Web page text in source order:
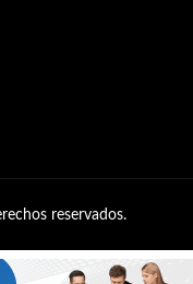
reservados.